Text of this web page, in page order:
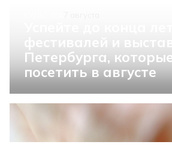
Петербурга,
посетить в августе